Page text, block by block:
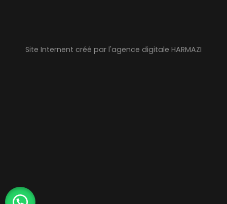
Site Internent créé par l'agence digitale HARMAZI